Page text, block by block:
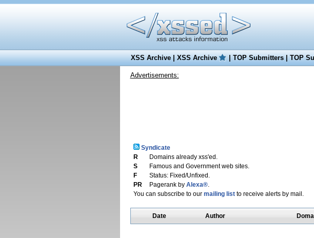
XSS Archive|XSS Archive |TOP Submitters|TOP
Advertisements:
Syndicate
R
Domains already xss'ed.
S
Famous and Government web sites.
F
Status: Fixed/Unfixed.
PR
Pagerank by Alexa®.
You can subscribe to our mailing listto receive alerts by mail.
Date Author